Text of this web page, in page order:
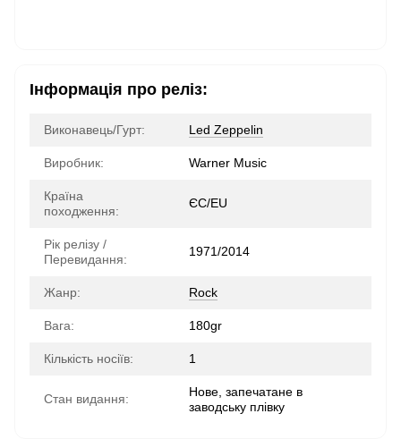
Інформація про реліз:
Виконавець/Гурт: Led Zeppelin
Виробник: Warner Music
Країна
походження:
ЄС/EU
Рік релізу /
Перевидання:
1971/2014
Жанр: Rock
Вага: 180gr
Кількість носіїв: 1
Стан видання:
Нове, запечатане в
заводську плівку